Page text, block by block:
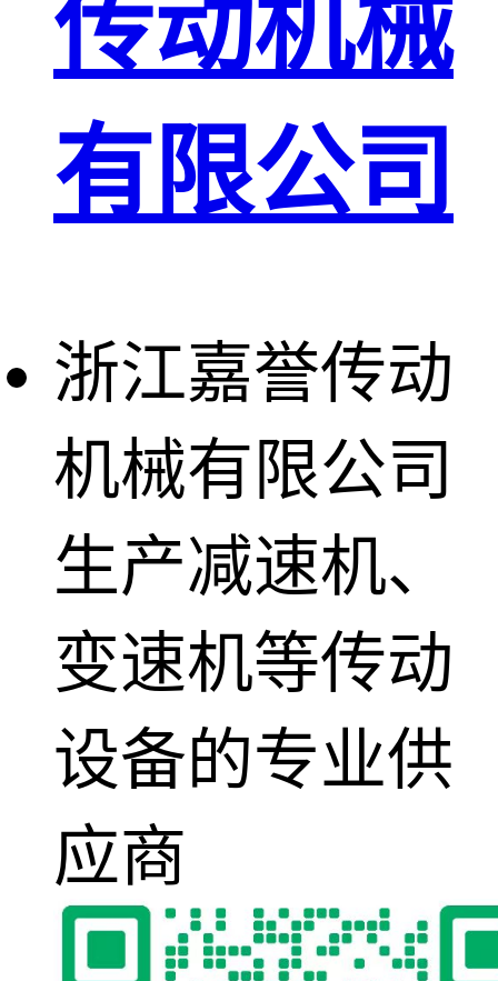
传动机械
有限公司
浙江嘉誉传动
机械有限公司
生产减速机、
变速机等传动
设备的专业供
应商